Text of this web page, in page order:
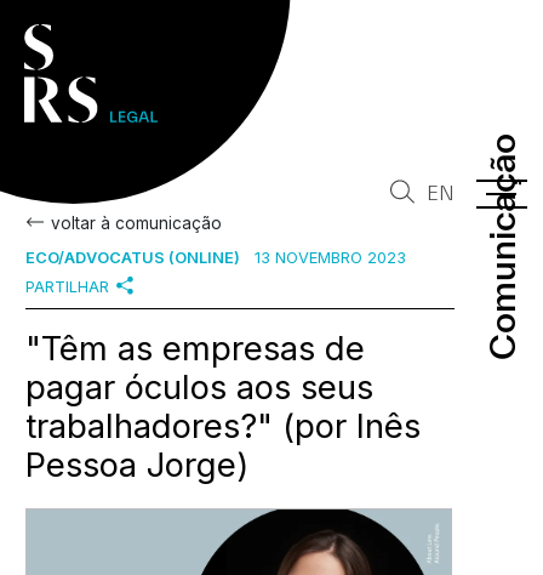
Comunicação
Comunicação
EN
voltar à comunicação
ECO/ADVOCATUS (ONLINE)
13 NOVEMBRO 2023
PARTILHAR
"Têm as empresas de
pagar óculos aos seus
trabalhadores?" (por Inês
Pessoa Jorge)